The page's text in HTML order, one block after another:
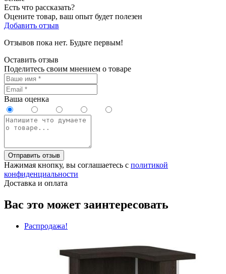
Есть что рассказать?
Оцените товар, ваш опыт будет полезен
Добавить отзыв
Отзывов пока нет. Будьте первым!
Оставить отзыв
Поделитесь своим мнением о товаре
Ваша оценка
Отправить отзыв
Нажимая кнопку, вы соглашаетесь с политикой
конфиденциальности
Доставка и оплата
Вас это может заинтересовать
Распродажа!